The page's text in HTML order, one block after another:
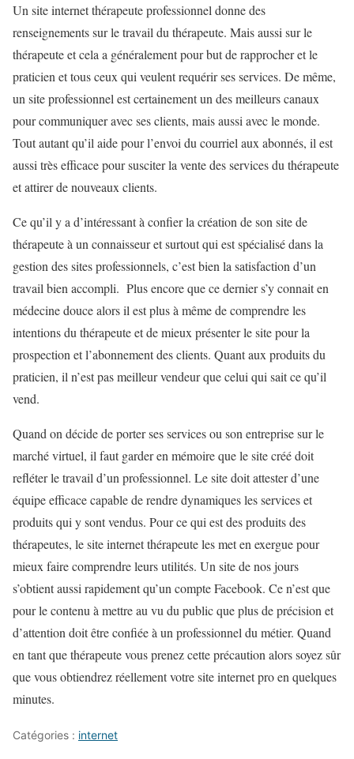
Un site internet thérapeute professionnel donne des
renseignements sur le travail du thérapeute. Mais aussi sur le
thérapeute et cela a généralement pour but de rapprocher et le
praticien et tous ceux qui veulent requérir ses services. De même,
un site professionnel est certainement un des meilleurs canaux
pour communiquer avec ses clients, mais aussi avec le monde.
Tout autant qu’il aide pour l’envoi du courriel aux abonnés, il est
aussi très efficace pour susciter la vente des services du thérapeute
et attirer de nouveaux clients.
Ce qu’il y a d’intéressant à confier la création de son site de
thérapeute à un connaisseur et surtout qui est spécialisé dans la
gestion des sites professionnels, c’est bien la satisfaction d’un
travail bien accompli. Plus encore que ce dernier s’y connait en
médecine douce alors il est plus à même de comprendre les
intentions du thérapeute et de mieux présenter le site pour la
prospection et l’abonnement des clients. Quant aux produits du
praticien, il n’est pas meilleur vendeur que celui qui sait ce qu’il
vend.
Quand on décide de porter ses services ou son entreprise sur le
marché virtuel, il faut garder en mémoire que le site créé doit
refléter le travail d’un professionnel. Le site doit attester d’une
équipe efficace capable de rendre dynamiques les services et
produits qui y sont vendus. Pour ce qui est des produits des
thérapeutes, le site internet thérapeute les met en exergue pour
mieux faire comprendre leurs utilités. Un site de nos jours
s’obtient aussi rapidement qu’un compte Facebook. Ce n’est que
pour le contenu à mettre au vu du public que plus de précision et
d’attention doit être confiée à un professionnel du métier. Quand
en tant que thérapeute vous prenez cette précaution alors soyez sûr
que vous obtiendrez réellement votre site internet pro en quelques
minutes.
Catégories : internet